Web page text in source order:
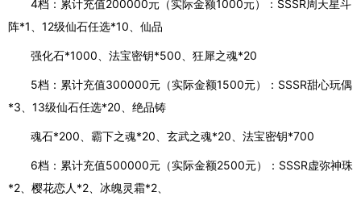
4档：累计充值200000元（实际金额1000元）：SSSR周天星斗
阵*1、12级仙石任选*10、仙品
强化石*1000、法宝密钥*500、狂犀之魂*20
5档：累计充值300000元（实际金额1500元）：SSSR甜心玩偶
*3、13级仙石任选*20、绝品铸
魂石*200、霸下之魂*20、玄武之魂*20、法宝密钥*700
6档：累计充值500000元（实际金额2500元）：SSSR虚弥神珠
*2、樱花恋人*2、冰魄灵霜*2、